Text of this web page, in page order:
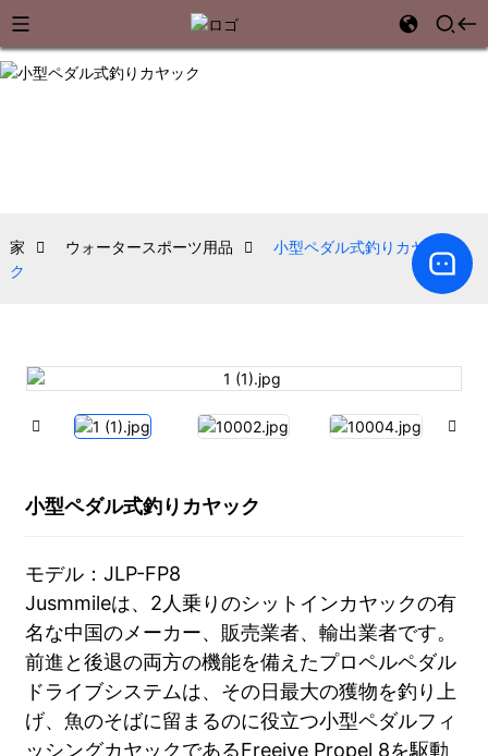
家 ウォータースポーツ用品
小型ペダル式釣りカヤッ
ク
小型ペダル式釣りカヤック
モデル：JLP-FP8
Jusmmileは、2人乗りのシットインカヤックの有
名な中国のメーカー、販売業者、輸出業者です。
前進と後退の両方の機能を備えたプロペルペダル
ドライブシステムは、その日最大の獲物を釣り上
げ、魚のそばに留まるのに役立つ小型ペダルフィ
ッシングカヤックであるFreeive Propel 8を駆動